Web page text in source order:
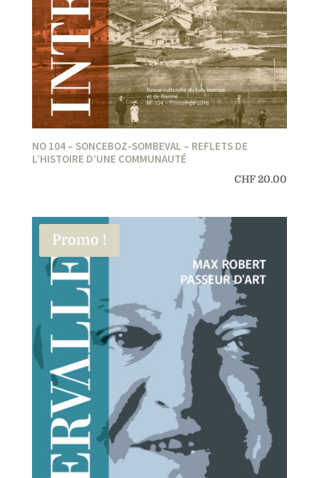
NO 104 – SONCEBOZ-SOMBEVAL – REFLETS DE
L’HISTOIRE D’UNE COMMUNAUTÉ
CHF20.00
Promo !